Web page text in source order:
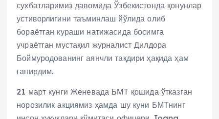
сухбатларимиз давомида Ўзбекистонда қонунлар
устиворлигини таъминлаш йўлида олиб
бораётган кураши натижасида босимга
учраётган мустақил журналист Дилдора
Боймуродованинг аянчли тақдири ҳақида ҳам
гапирдим.
21 март кунги Женевада БМТ қошида ўтказган
норозилик акциямиз ҳамда шу куни БМТнинг